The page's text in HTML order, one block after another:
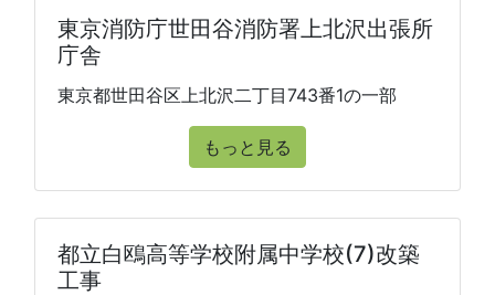
東京消防庁世田谷消防署上北沢出張所
庁舎
東京都世田谷区上北沢二丁目743番1の一部
もっと見る
都立白鴎高等学校附属中学校(7)改築
工事